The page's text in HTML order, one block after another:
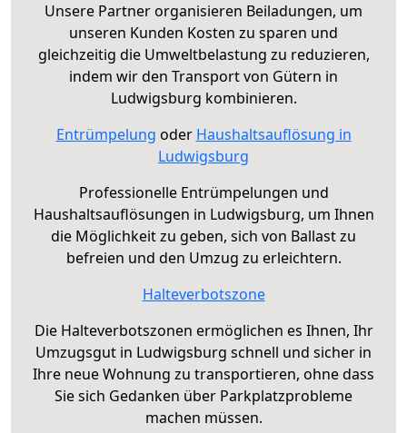
Unsere Partner organisieren Beiladungen, um
unseren Kunden Kosten zu sparen und
gleichzeitig die Umweltbelastung zu reduzieren,
indem wir den Transport von Gütern in
Ludwigsburg kombinieren.
Entrümpelung oder Haushaltsauflösung in
Ludwigsburg
Professionelle Entrümpelungen und
Haushaltsauflösungen in Ludwigsburg, um Ihnen
die Möglichkeit zu geben, sich von Ballast zu
befreien und den Umzug zu erleichtern.
Halteverbotszone
Die Halteverbotszonen ermöglichen es Ihnen, Ihr
Umzugsgut in Ludwigsburg schnell und sicher in
Ihre neue Wohnung zu transportieren, ohne dass
Sie sich Gedanken über Parkplatzprobleme
machen müssen.